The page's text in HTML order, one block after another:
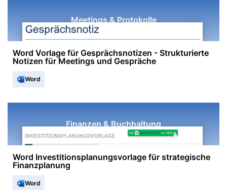
Meetings & Protokolle
Word Vorlage für Gesprächsnotizen - Strukturierte
Notizen für Meetings und Gespräche
Word
Finanzen & Buchhaltung
Word Investitionsplanungsvorlage für strategische
Finanzplanung
Word